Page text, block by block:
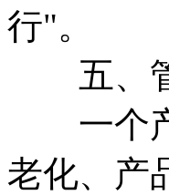
行"。
五、管
一个产
老化、产